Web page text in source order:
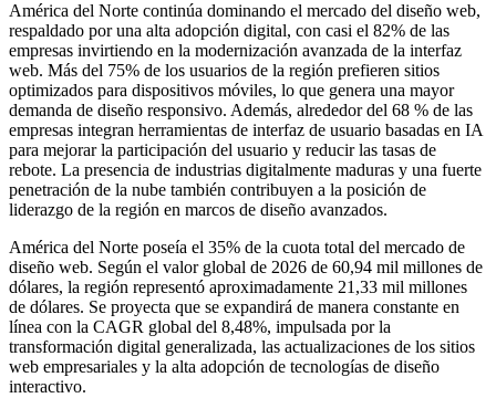
América del Norte continúa dominando el mercado del diseño web,
respaldado por una alta adopción digital, con casi el 82% de las
empresas invirtiendo en la modernización avanzada de la interfaz
web. Más del 75% de los usuarios de la región prefieren sitios
optimizados para dispositivos móviles, lo que genera una mayor
demanda de diseño responsivo. Además, alrededor del 68 % de las
empresas integran herramientas de interfaz de usuario basadas en IA
para mejorar la participación del usuario y reducir las tasas de
rebote. La presencia de industrias digitalmente maduras y una fuerte
penetración de la nube también contribuyen a la posición de
liderazgo de la región en marcos de diseño avanzados.
América del Norte poseía el 35% de la cuota total del mercado de
diseño web. Según el valor global de 2026 de 60,94 mil millones de
dólares, la región representó aproximadamente 21,33 mil millones
de dólares. Se proyecta que se expandirá de manera constante en
línea con la CAGR global del 8,48%, impulsada por la
transformación digital generalizada, las actualizaciones de los sitios
web empresariales y la alta adopción de tecnologías de diseño
interactivo.